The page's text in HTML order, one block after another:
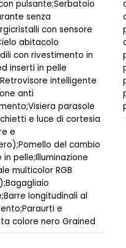
pulsante;Serbatoio
senza
con sensore
abitacolo
con rivestimento in
inserti in pelle
intelligente
anti
parasole
e luce di cortesia
e
del cambio
pelle;Illuminazione
multicolor RGB
longitudinali al
e
colore nero Grained